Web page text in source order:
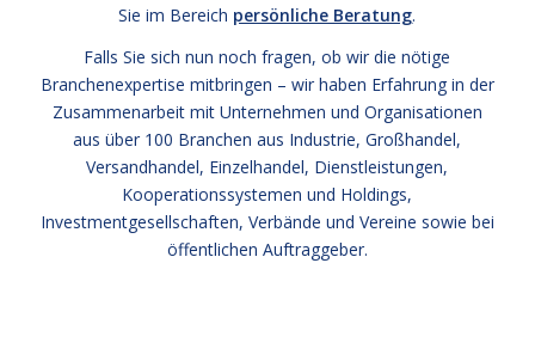
Sie im Bereich persönliche Beratung.
Falls Sie sich nun noch fragen, ob wir die nötige
Branchenexpertise mitbringen – wir haben Erfahrung in der
Zusammenarbeit mit Unternehmen und Organisationen
aus über 100 Branchen aus Industrie, Großhandel,
Versandhandel, Einzelhandel, Dienstleistungen,
Kooperationssystemen und Holdings,
Investmentgesellschaften, Verbände und Vereine sowie bei
öffentlichen Auftraggeber.